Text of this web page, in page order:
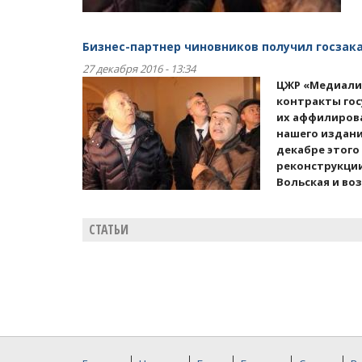
Бизнес-партнер чиновников получил
27 декабря 2016 - 13:34
ЦЖР
контракты
их
нашего
декабре
Вольская и
СТАТЬИ